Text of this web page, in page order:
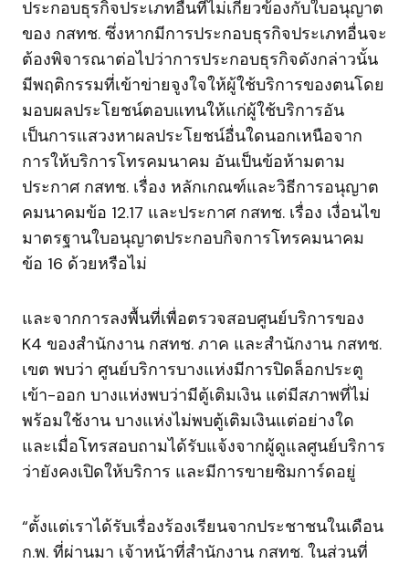
ประกอบธุรกิจประเภทอื่นที่ไม่เกี่ยวข้องกับใบอนุญาต
ของ กสทช. ซึ่งหากมีการประกอบธุรกิจประเภทอื่นจะ
ต้องพิจารณาต่อไปว่าการประกอบธุรกิจดังกล่าวนั้น
มีพฤติกรรมที่เข้าข่ายจูงใจให้ผู้ใช้บริการของตนโดย
มอบผลประโยชน์ตอบแทนให้แก่ผู้ใช้บริการอัน
เป็นการแสวงหาผลประโยชน์อื่นใดนอกเหนือจาก
การให้บริการโทรคมนาคม อันเป็นข้อห้ามตาม
ประกาศ กสทช. เรื่อง หลักเกณฑ์และวิธีการอนุญาต
คมนาคมข้อ 12.17 และประกาศ กสทช. เรื่อง เงื่อนไข
มาตรฐานใบอนุญาตประกอบกิจการโทรคมนาคม
ข้อ 16 ด้วยหรือไม่
และจากการลงพื้นที่เพื่อตรวจสอบศูนย์บริการของ
K4 ของสำนักงาน กสทช. ภาค และสำนักงาน กสทช.
เขต พบว่า ศูนย์บริการบางแห่งมีการปิดล็อกประตู
เข้า-ออก บางแห่งพบว่ามีตู้เติมเงิน แต่มีสภาพที่ไม่
พร้อมใช้งาน บางแห่งไม่พบตู้เติมเงินแต่อย่างใด
และเมื่อโทรสอบถามได้รับแจ้งจากผู้ดูแลศูนย์บริการ
ว่ายังคงเปิดให้บริการ และมีการขายซิมการ์ดอยู่
“ตั้งแต่เราได้รับเรื่องร้องเรียนจากประชาชนในเดือน
ก.พ. ที่ผ่านมา เจ้าหน้าที่สำนักงาน กสทช. ในส่วนที่